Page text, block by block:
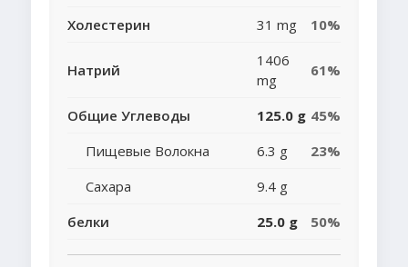
Холестерин 31 mg 10%
Натрий
1406
mg
61%
Общие Углеводы 125.0 g 45%
Пищевые Волокна
6.3 g
23%
Сахара
9.4 g
белки
25.0 g 50%